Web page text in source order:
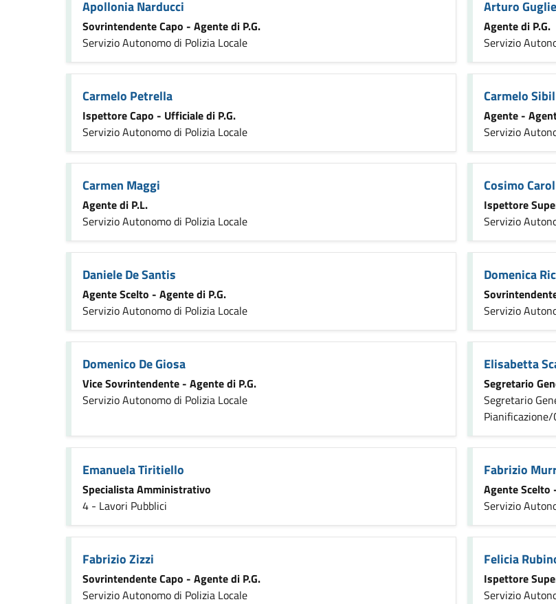
Apollonia Narducci
Sovrintendente Capo - Agente di P.G.
Servizio Autonomo di Polizia Locale
Arturo
Agente di P.G.
Servizio
Carmelo Petrella
Ispettore Capo - Ufficiale di P.G.
Servizio Autonomo di Polizia Locale
Carmelo
Agente -
Servizio
Carmen Maggi
Agente di P.L.
Servizio Autonomo di Polizia Locale
Cosimo
Ispettore
Servizio
Daniele De Santis
Agente Scelto - Agente di P.G.
Servizio Autonomo di Polizia Locale
Domenica
Servizio
Domenico De Giosa
Vice Sovrintendente - Agente di P.G.
Servizio Autonomo di Polizia Locale
Elisabetta
Segretario
Segretario
Emanuela Tiritiello
Specialista Amministrativo
4 - Lavori Pubblici
Fabrizio
Agente Scelto
Servizio
Fabrizio Zizzi
Sovrintendente Capo - Agente di P.G.
Servizio Autonomo di Polizia Locale
Felicia
Ispettore
Servizio